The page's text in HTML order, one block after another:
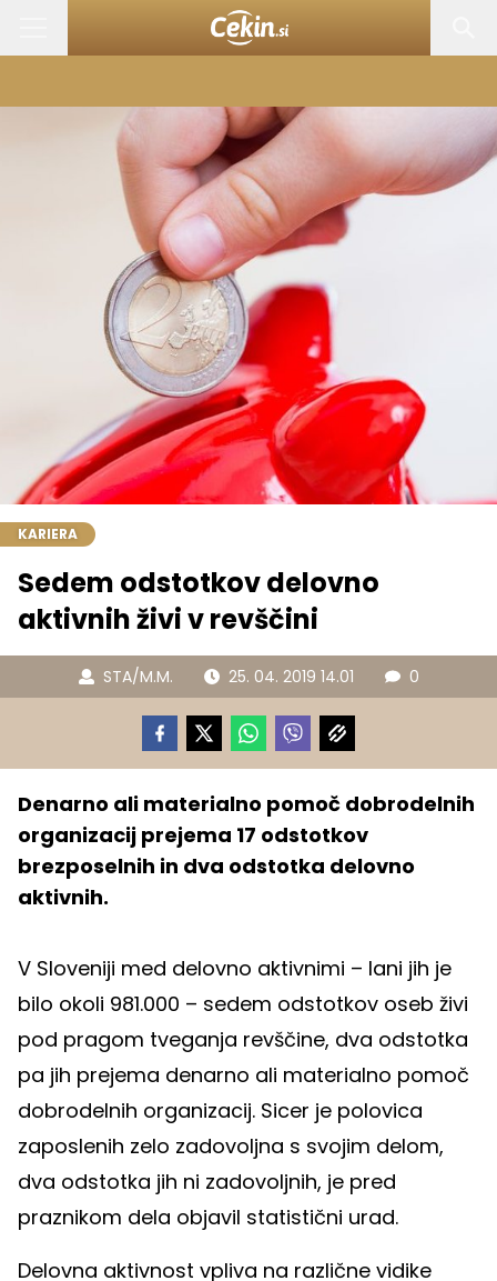
KARIERA
Sedem odstotkov delovno
aktivnih živi v revščini
STA/M.M. 25. 04. 2019 14.01 0
Denarno ali materialno pomoč dobrodelnih
organizacij prejema 17 odstotkov
brezposelnih in dva odstotka delovno
aktivnih.
V Sloveniji med delovno aktivnimi – lani jih je
bilo okoli 981.000 – sedem odstotkov oseb živi
pod pragom tveganja revščine, dva odstotka
pa jih prejema denarno ali materialno pomoč
dobrodelnih organizacij. Sicer je polovica
zaposlenih zelo zadovoljna s svojim delom,
dva odstotka jih ni zadovoljnih, je pred
praznikom dela objavil statistični urad.
Delovna aktivnost vpliva na različne vidike